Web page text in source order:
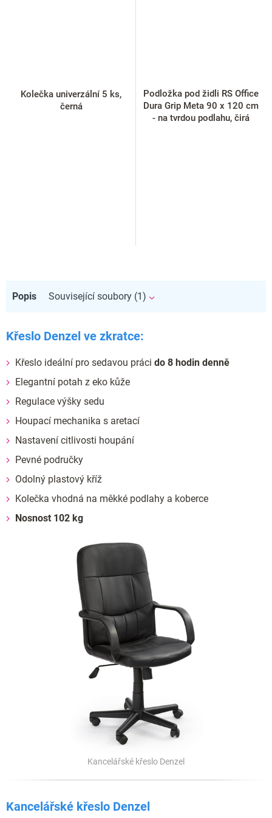
Kolečka univerzální 5 ks,
černá
Podložka pod židli RS Office
Dura Grip Meta 90 x 120 cm
- na tvrdou podlahu, čirá
Popis Související soubory (1)
Křeslo Denzel ve zkratce:
Křeslo ideální pro sedavou práci do 8 hodin denně
Elegantní potah z eko kůže
Regulace výšky sedu
Houpací mechanika s aretací
Nastavení citlivosti houpání
Pevné područky
Odolný plastový kříž
Kolečka vhodná na měkké podlahy a koberce
Nosnost 102 kg
Kancelářské křeslo Denzel
Kancelářské křeslo Denzel